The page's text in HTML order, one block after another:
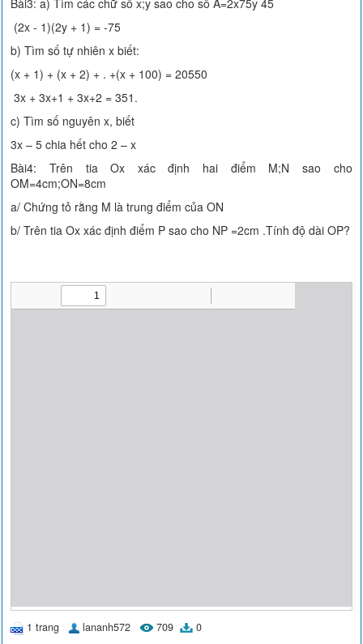
Bài3: a) Tìm các chữ số x;y sao cho số A=2x75y 45
(2x - 1)(2y + 1) = -75
b) Tìm số tự nhiên x biết:
(x + 1) + (x + 2) + . +(x + 100) = 20550
3x + 3x+1 + 3x+2 = 351.
c) Tìm số nguyên x, biết
3x – 5 chia hết cho 2 – x
Bài4: Trên tia Ox xác định hai điểm M;N sao cho
OM=4cm;ON=8cm
a/ Chứng tỏ rằng M là trung điểm của ON
b/ Trên tia Ox xác định điểm P sao cho NP =2cm .Tính độ dài OP?
1 trang lananh572 709 0